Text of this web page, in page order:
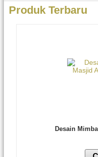
Produk Terbaru
Desain